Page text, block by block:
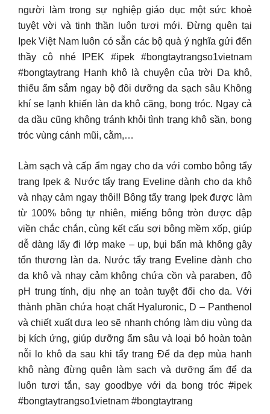
người làm trong sự nghiệp giáo dục một sức khoẻ
tuyệt vời và tinh thần luôn tươi mới. Đừng quên tại
Ipek Việt Nam luôn có sẵn các bộ quà ý nghĩa gửi đến
thầy cô nhé IPEK #ipek #bongtaytrangso1vietnam
#bongtaytrang Hanh khô là chuyện của trời Da khô,
thiếu ẩm sắm ngay bộ đôi dưỡng da sạch sâu Không
khí se lạnh khiến làn da khô căng, bong tróc. Ngay cả
da dầu cũng không tránh khỏi tình trạng khô sần, bong
tróc vùng cánh mũi, cằm,…
Làm sạch và cấp ẩm ngay cho da với combo bông tẩy
trang Ipek & Nước tẩy trang Eveline dành cho da khô
và nhạy cảm ngay thôi!! Bông tẩy trang Ipek được làm
từ 100% bông tự nhiên, miếng bông tròn được dập
viền chắc chắn, cùng kết cấu sợi bông mềm xốp, giúp
dễ dàng lấy đi lớp make – up, bụi bẩn mà không gây
tổn thương làn da. Nước tẩy trang Eveline dành cho
da khô và nhạy cảm không chứa cồn và paraben, độ
pH trung tính, dịu nhẹ an toàn tuyệt đối cho da. Với
thành phần chứa hoạt chất Hyaluronic, D – Panthenol
và chiết xuất dưa leo sẽ nhanh chóng làm dịu vùng da
bị kích ứng, giúp dưỡng ẩm sâu và loại bỏ hoàn toàn
nỗi lo khô da sau khi tẩy trang Để da đẹp mùa hanh
khô nàng đừng quên làm sạch và dưỡng ẩm để da
luôn tươi tắn, say goodbye với da bong tróc #ipek
#bongtaytrangso1vietnam #bongtaytrang